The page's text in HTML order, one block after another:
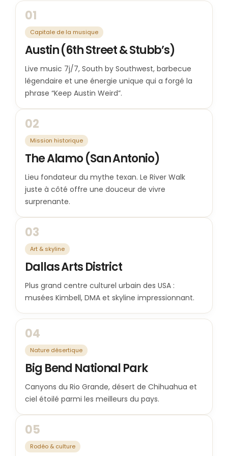
01
Capitale de la musique
Austin (6th Street & Stubb’s)
Live music 7j/7, South by Southwest, barbecue
légendaire et une énergie unique qui a forgé la
phrase “Keep Austin Weird”.
02
Mission historique
The Alamo (San Antonio)
Lieu fondateur du mythe texan. Le River Walk
juste à côté offre une douceur de vivre
surprenante.
03
Art & skyline
Dallas Arts District
Plus grand centre culturel urbain des USA :
musées Kimbell, DMA et skyline impressionnant.
04
Nature désertique
Big Bend National Park
Canyons du Rio Grande, désert de Chihuahua et
ciel étoilé parmi les meilleurs du pays.
05
Rodéo & culture